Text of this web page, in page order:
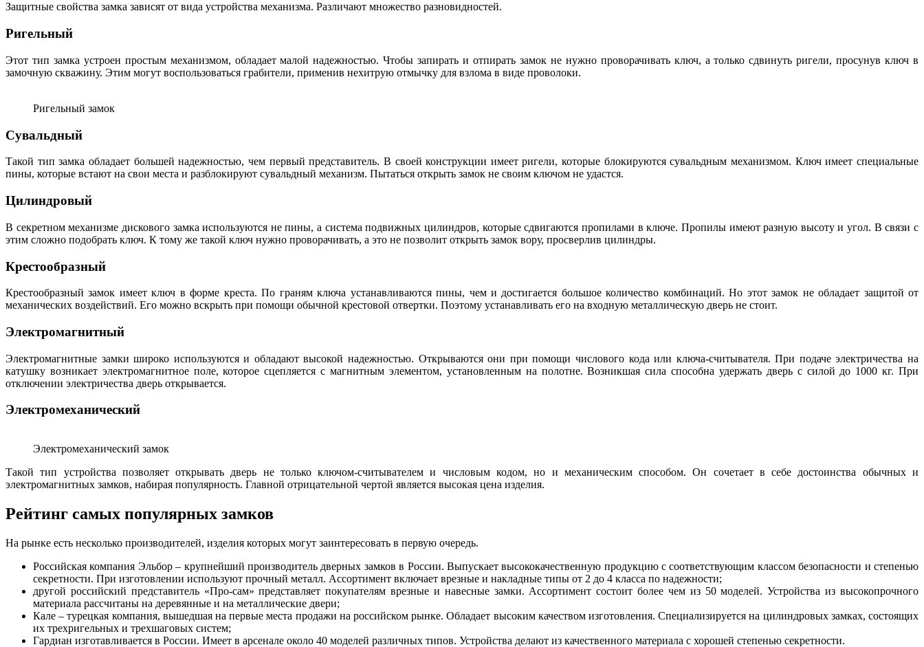
Защитные свойства замка зависят от вида устройства механизма. Различают множество разновидностей.
Ригельный
Этот тип замка устроен простым механизмом, обладает малой надежностью. Чтобы запирать и отпирать замок не нужно проворачивать ключ, а только сдвинуть ригели, просунув ключ в
замочную скважину. Этим могут воспользоваться грабители, применив нехитрую отмычку для взлома в виде проволоки.
Ригельный замок
Сувальдный
Такой тип замка обладает большей надежностью, чем первый представитель. В своей конструкции имеет ригели, которые блокируются сувальдным механизмом. Ключ имеет специальные
пины, которые встают на свои места и разблокируют сувальдный механизм. Пытаться открыть замок не своим ключом не удастся.
Цилиндровый
В секретном механизме дискового замка используются не пины, а система подвижных цилиндров, которые сдвигаются пропилами в ключе. Пропилы имеют разную высоту и угол. В связи с
этим сложно подобрать ключ. К тому же такой ключ нужно проворачивать, а это не позволит открыть замок вору, просверлив цилиндры.
Крестообразный
Крестообразный замок имеет ключ в форме креста. По граням ключа устанавливаются пины, чем и достигается большое количество комбинаций. Но этот замок не обладает защитой от
механических воздействий. Его можно вскрыть при помощи обычной крестовой отвертки. Поэтому устанавливать его на входную металлическую дверь не стоит.
Электромагнитный
Электромагнитные замки широко используются и обладают высокой надежностью. Открываются они при помощи числового кода или ключа-считывателя. При подаче электричества на
катушку возникает электромагнитное поле, которое сцепляется с магнитным элементом, установленным на полотне. Возникшая сила способна удержать дверь с силой до 1000 кг. При
отключении электричества дверь открывается.
Электромеханический
Электромеханический замок
Такой тип устройства позволяет открывать дверь не только ключом-считывателем и числовым кодом, но и механическим способом. Он сочетает в себе достоинства обычных и
электромагнитных замков, набирая популярность. Главной отрицательной чертой является высокая цена изделия.
Рейтинг самых популярных замков
На рынке есть несколько производителей, изделия которых могут заинтересовать в первую очередь.
Российская компания Эльбор – крупнейший производитель дверных замков в России. Выпускает высококачественную продукцию с соответствующим классом безопасности и степенью
секретности. При изготовлении используют прочный металл. Ассортимент включает врезные и накладные типы от 2 до 4 класса по надежности;
другой российский представитель «Про-сам» представляет покупателям врезные и навесные замки. Ассортимент состоит более чем из 50 моделей. Устройства из высокопрочного
материала рассчитаны на деревянные и на металлические двери;
Кале – турецкая компания, вышедшая на первые места продажи на российском рынке. Обладает высоким качеством изготовления. Специализируется на цилиндровых замках, состоящих
их трехригельных и трехшаговых систем;
Гардиан изготавливается в России. Имеет в арсенале около 40 моделей различных типов. Устройства делают из качественного материала с хорошей степенью секретности.